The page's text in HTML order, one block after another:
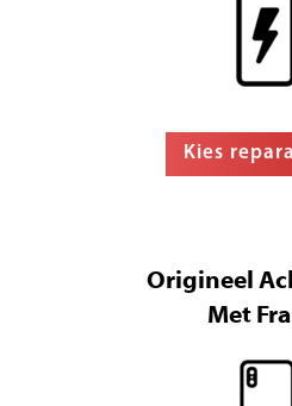
Kies
Origineel
Met